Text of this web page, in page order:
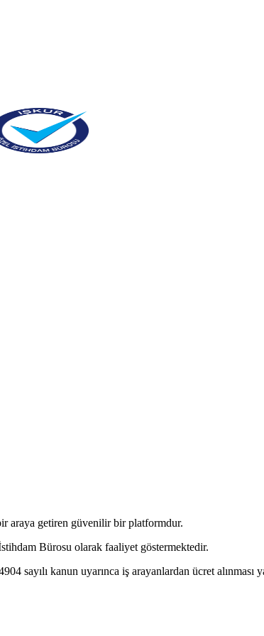
araya getiren güvenilir bir platformdur.
Bürosu olarak faaliyet göstermektedir.
sayılı kanun uyarınca iş arayanlardan ücret alınması